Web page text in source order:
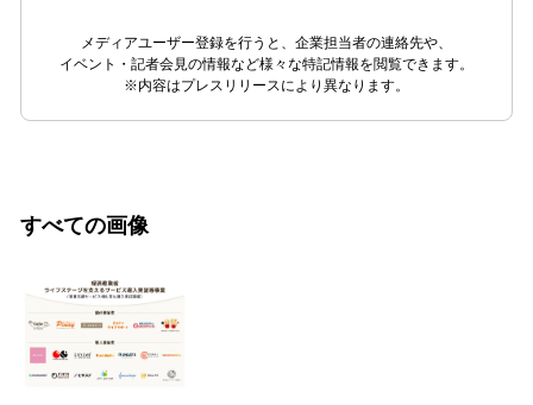
メディアユーザー登録を行うと、企業担当者の連絡先や、
イベント・記者会見の情報など様々な特記情報を閲覧できます。
※内容はプレスリリースにより異なります。
すべての画像